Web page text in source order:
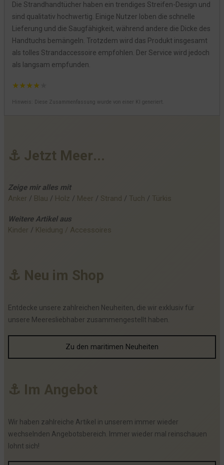
Die Strandhandtücher haben ein trendiges Streifen-Design und
sind qualitativ hochwertig. Einige Nutzer loben die schnelle
Lieferung und die Saugfähigkeit, während andere die Dicke des
Handtuchs bemängeln. Trotzdem wird das Produkt insgesamt
als tolles Strandaccessoire empfohlen. Der Service wird jedoch
als langsam empfunden.
★★★★
Hinweis: Diese Zusammenfassung wurde von einer KI generiert.
⚓ Jetzt Meer...
Zeige mir alles mit
Anker / Blau / Holz / Meer / Strand / Tuch / Türkis
Weitere Artikel aus
Kinder / Kleidung / Accessoires
⚓ Neu im Shop
Entdecke unsere zahlreichen Neuheiten, die wir exklusiv für
unsere Meeresliebhaber zusammengestellt haben.
Zu den maritimen Neuheiten
⚓ Im Angebot
Wir haben zahlreiche Artikel in unserem immer wieder
wechselnden Angebotsbereich. Immer wieder mal reinschauen
lohnt sich!